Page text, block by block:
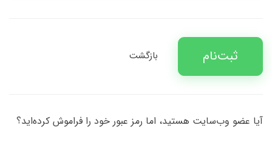
ثبت‌نام بازگشت
آیا عضو وب‌سایت هستید، اما رمز عبور خود را فراموش کرده‌اید؟